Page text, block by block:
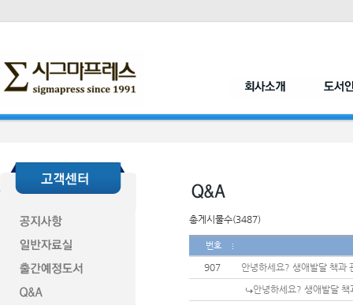
총게시물수(3487)
번호
907
안녕하세요? 생애발달 책과
안녕하세요? 생애발달